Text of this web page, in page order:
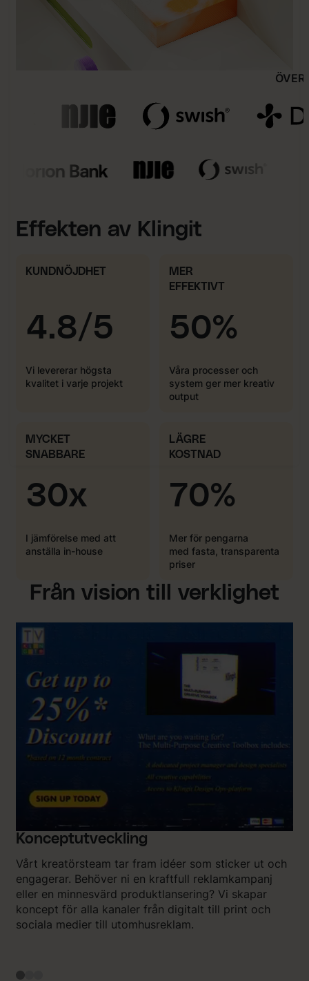
Effekten av Klingit
KUNDNÖJDHET
4.8/5
Vi levererar högsta
kvalitet i varje projekt
MER
EFFEKTIVT
50%
Våra processer och
system ger mer kreativ
output
MYCKET
SNABBARE
30x
I jämförelse med att
anställa in-house
LÄGRE
KOSTNAD
70%
Mer för pengarna
med fasta, transparenta
priser
Från vision till verklighet
Konceptutveckling
Vårt kreatörsteam tar fram idéer som sticker ut och
engagerar. Behöver ni en kraftfull reklamkampanj
eller en minnesvärd produktlansering? Vi skapar
koncept för alla kanaler från digitalt till print och
sociala medier till utomhusreklam.